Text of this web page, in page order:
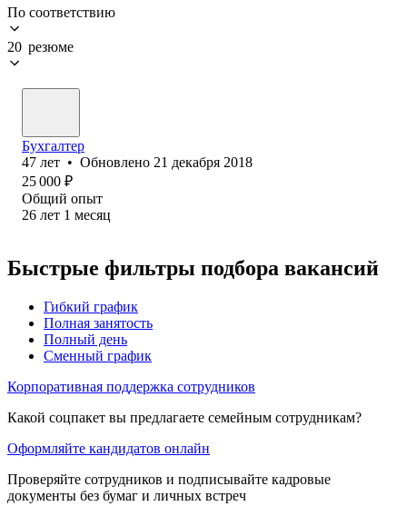
По соответствию
20 резюме
Бухгалтер
47 лет • Обновлено 21 декабря 2018
25 000 ₽
Общий опыт
26 лет 1 месяц
Быстрые фильтры подбора вакансий
Гибкий график
Полная занятость
Полный день
Сменный график
Корпоративная поддержка сотрудников
Какой соцпакет вы предлагаете семейным сотрудникам?
Оформляйте кандидатов онлайн
Проверяйте сотрудников и подписывайте кадровые
документы без бумаг и личных встреч